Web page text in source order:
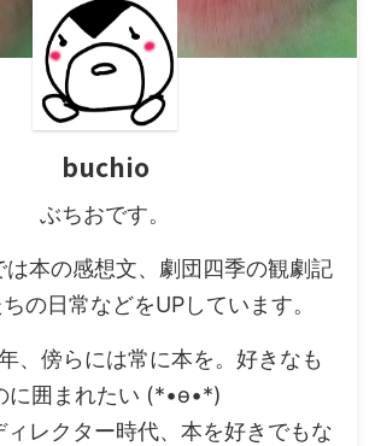
buchio
ぶちおです。
は本の感想文、劇団四季の観劇記
の日常などをUPしています。
、傍らには常に本を。好きなも
に囲まれたい (*•ө•*)
ィレクター時代、本を好きでもな